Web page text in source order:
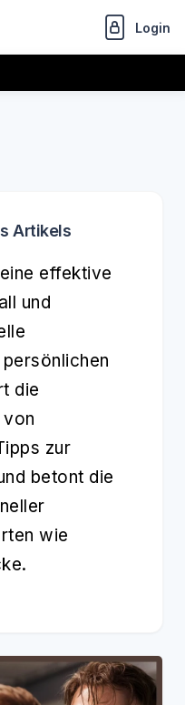
Login
Artikels
effektive
und
die
zur
betont die
wie